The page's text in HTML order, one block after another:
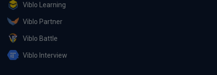
Viblo Learning
Viblo Partner
Viblo Battle
Viblo Interview